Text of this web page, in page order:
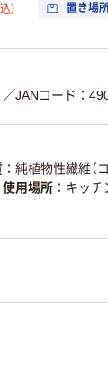
） 置き場
／JANコード：
純植物性繊維（
使用場所
キッチ